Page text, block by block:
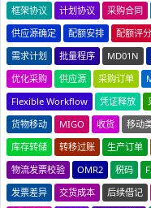
框架协议
计划协议 采购合同
供应源确定
配额安排 配额评分
需求计划
批量程序 MD01N
优化采购
供应源 采购订单
Flexible Workflow
凭证释放
货物移动
MIGO 收货 移动
库存转储
转移过账 生产订单
物流发票校验
OMR2 税码
发票差异
交货成本 后续借记